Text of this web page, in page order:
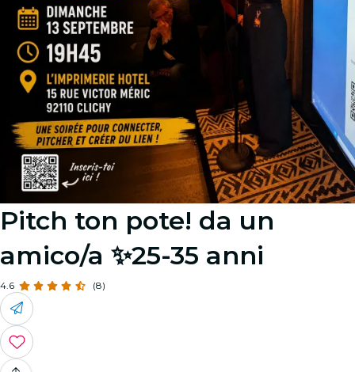
Pitch ton pote! da un
amico/a ✨25-35 anni
4.6 (8)